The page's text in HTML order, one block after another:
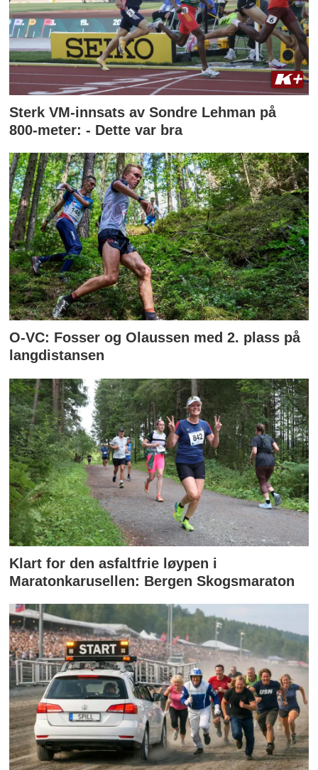
Sterk VM-innsats av Sondre Lehman på
800-meter: - Dette var bra
O-VC: Fosser og Olaussen med 2. plass på
langdistansen
Klart for den asfaltfrie løypen i
Maratonkarusellen: Bergen Skogsmaraton